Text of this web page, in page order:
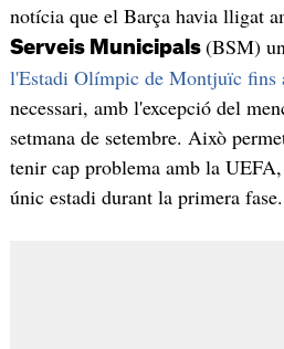
notícia que el Barça havia lligat
Serveis Municipals (BSM)
l'Estadi Olímpic de Montjuïc fins
necessari, amb l'excepció del
setmana de setembre. Això
tenir cap problema amb la
únic estadi durant la primera fase.